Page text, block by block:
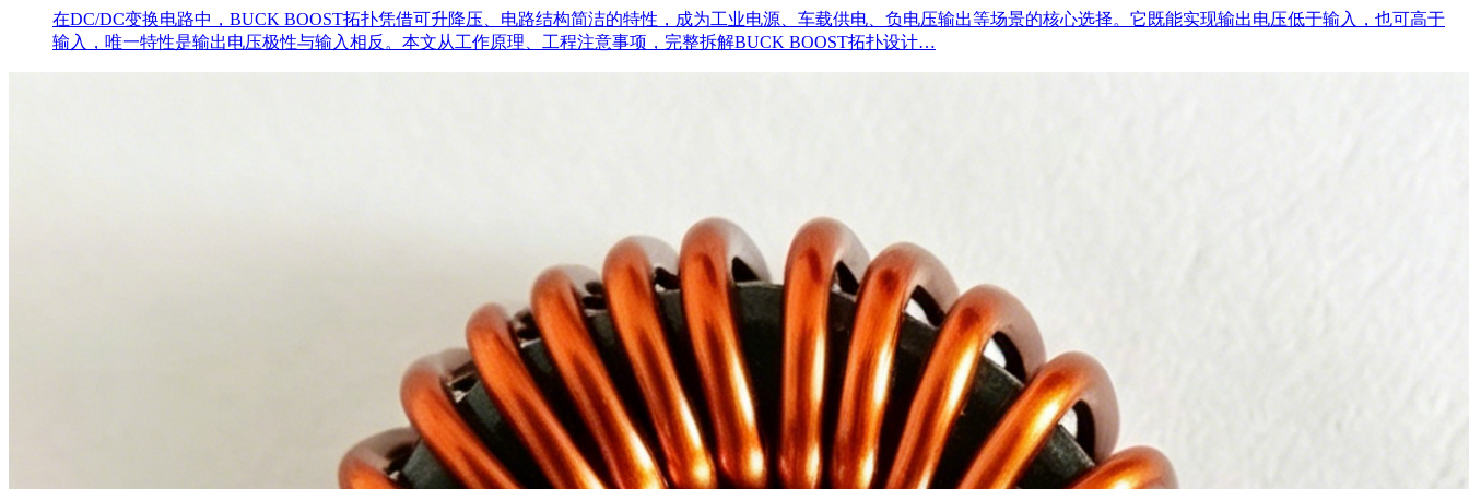
在DC/DC变换电路中，BUCK BOOST拓扑凭借可升降压、电路结构简洁的特性，成为工业电源、车载供电、负电压输出等场景的核心选择。它既能实现输出电压低于输入，也可高于
输入，唯一特性是输出电压极性与输入相反。本文从工作原理、工程注意事项，完整拆解BUCK BOOST拓扑设计…